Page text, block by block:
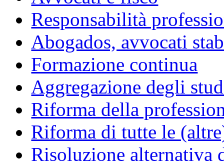
Responsabilità
Abogados, avvocati
Formazione continua
Aggregazione degli
Riforma della
Riforma di tutte le
Risoluzione alternativa